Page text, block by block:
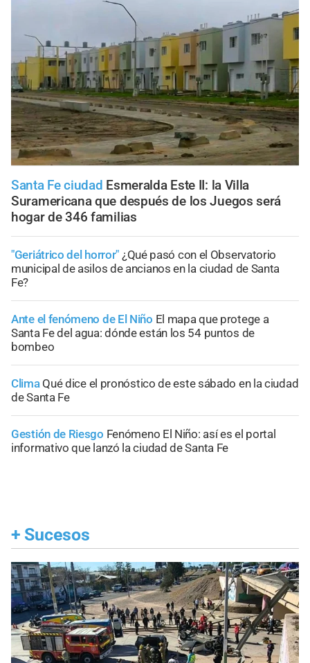
Santa Fe ciudad Esmeralda Este II: la Villa
Suramericana que después de los Juegos será
hogar de 346 familias
"Geriátrico del horror" ¿Qué pasó con el Observatorio
municipal de asilos de ancianos en la ciudad de Santa
Fe?
Ante el fenómeno de El Niño El mapa que protege a
Santa Fe del agua: dónde están los 54 puntos de
bombeo
Clima Qué dice el pronóstico de este sábado en la ciudad
de Santa Fe
Gestión de Riesgo Fenómeno El Niño: así es el portal
informativo que lanzó la ciudad de Santa Fe
+ Sucesos